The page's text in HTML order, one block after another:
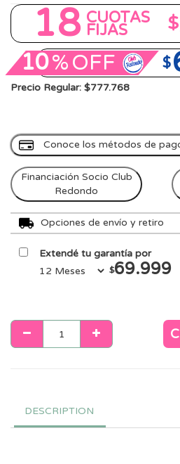
18 CUOTAS
FIJAS $
10%OFF $
Precio Regular: $777.768
Conoce los métodos de
Financiación Socio Club
Redondo
Opciones de envío y retiro
Extendé tu garantía por
$69.999
DESCRIPTION